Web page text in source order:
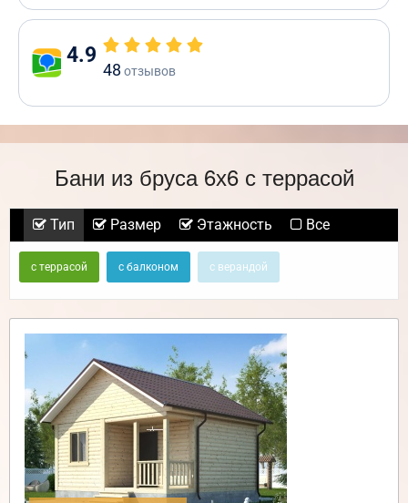
4.9
48 отзывов
Бани из бруса 6х6 с террасой
Тип Размер Этажность Все
с террасой с балконом с верандой